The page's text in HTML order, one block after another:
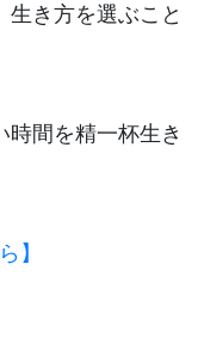
き方を選ぶこと
時間を精一杯生き
】